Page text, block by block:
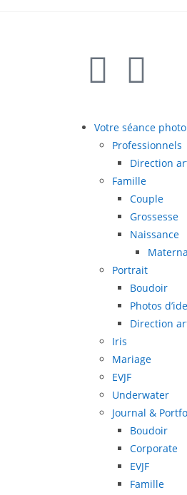
Votre séance photo
Professionnels
Direction
Famille
Couple
Grossesse
Naissance
Portrait
Boudoir
Photos
Direction
Iris
Mariage
EVJF
Underwater
Journal &
Boudoir
Corporate
EVJF
Famille